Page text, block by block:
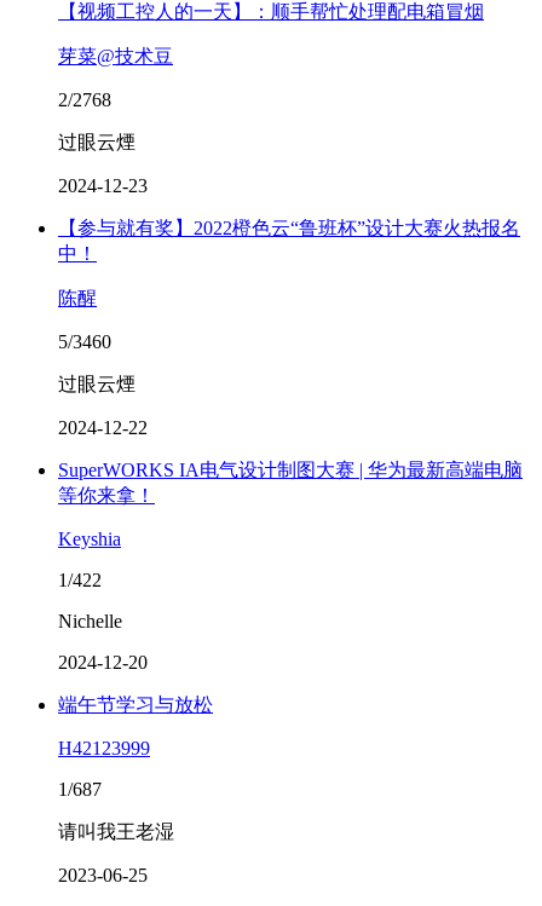
【视频工控人的一天】：顺手帮忙处理配电箱冒烟
芽菜@技术豆
2/2768
过眼云煙
2024-12-23
【参与就有奖】2022橙色云“鲁班杯”设计大赛火热报名
中！
陈醒
5/3460
过眼云煙
2024-12-22
SuperWORKS IA电气设计制图大赛 | 华为最新高端电脑
等你来拿！
Keyshia
1/422
Nichelle
2024-12-20
端午节学习与放松
H42123999
1/687
请叫我王老湿
2023-06-25